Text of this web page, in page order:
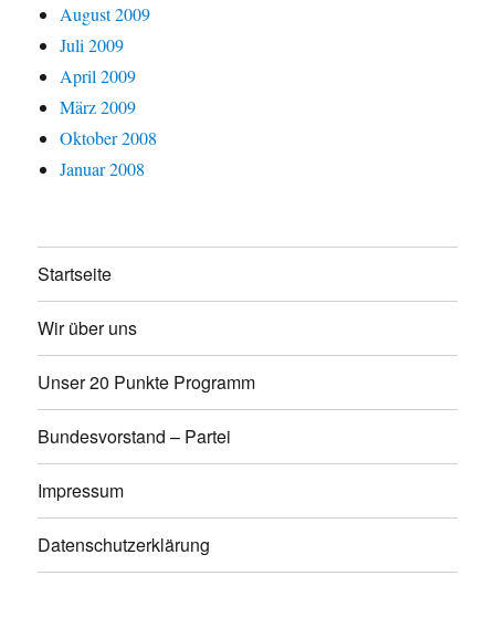
August 2009
Juli 2009
April 2009
März 2009
Oktober 2008
Januar 2008
Startseite
Wir über uns
Unser 20 Punkte Programm
Bundesvorstand – Partei
Impressum
Datenschutzerklärung